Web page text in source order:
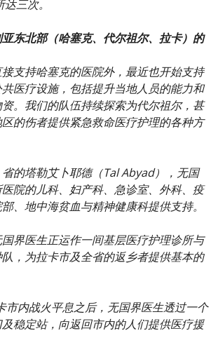
三次。
东北部（哈塞克、代尔祖尔、拉卡）的
支持哈塞克的医院外，最近也开始支持
医疗设施，包括提升当地人员的能力和
。我们的队伍持续探索为代尔祖尔，甚
的伤者提供紧急救命医疗护理的各种方
的塔勒艾卜耶德（Tal Abyad），无国
院的儿科、妇产科、急诊室、外科、疫
、地中海贫血与精神健康科提供支持。
界医生正运作一间基层医疗护理诊所与
，为拉卡市及全省的返乡者提供基本的
市内战火平息之后，无国界医生透过一个
稳定站，向返回市内的人们提供医疗援